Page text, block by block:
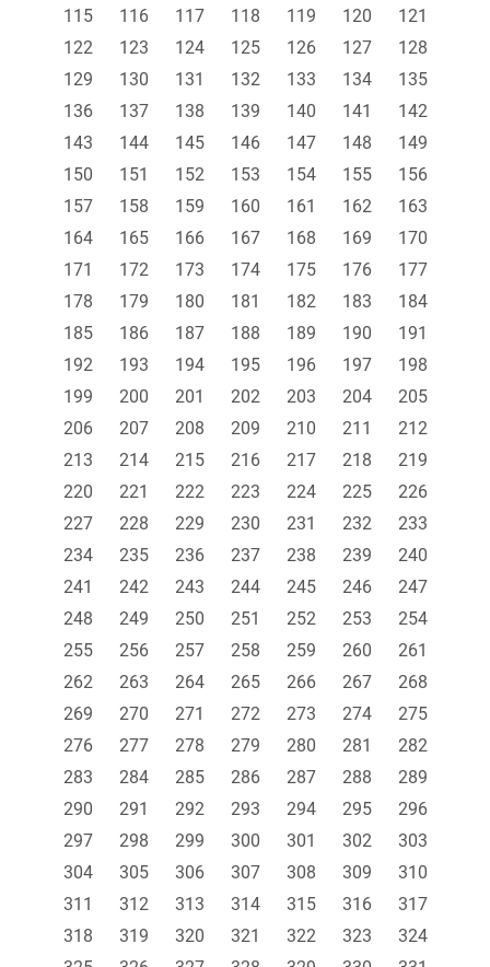
115
116 117 118 119 120
121
122
123 124 125 126 127
128
129
130 131 132 133 134
135
136
137 138 139 140 141
142
143
144 145 146 147 148
149
150
151 152 153 154 155
156
157
158 159 160 161 162
163
164
165 166 167 168 169
170
171
172 173 174 175 176
177
178
179 180 181 182 183
184
185
186 187 188 189 190
191
192
193 194 195 196 197
198
199
200 201 202 203 204
205
206
207 208 209 210 211
212
213
214 215 216 217 218
219
220
221 222 223 224 225
226
227
228 229 230 231 232
233
234
235 236 237 238 239
240
241
242 243 244 245 246
247
248
249 250 251 252 253
254
255
256 257 258 259 260
261
262
263 264 265 266 267
268
269
270 271 272 273 274
275
276
277 278 279 280 281
282
283
284 285 286 287 288
289
290
291 292 293 294 295
296
297
298 299 300 301 302
303
304
305 306 307 308 309
310
311
312 313 314 315 316
317
318
319 320 321 322 323
324